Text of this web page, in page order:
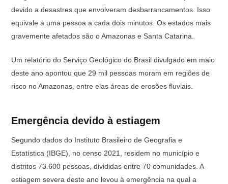
devido a desastres que envolveram desbarrancamentos. Isso
equivale a uma pessoa a cada dois minutos. Os estados mais
gravemente afetados são o Amazonas e Santa Catarina.
Um relatório do Serviço Geológico do Brasil divulgado em maio
deste ano apontou que 29 mil pessoas moram em regiões de
risco no Amazonas, entre elas áreas de erosões fluviais.
Emergência devido à estiagem
Segundo dados do Instituto Brasileiro de Geografia e
Estatística (IBGE), no censo 2021, residem no município e
distritos 73.600 pessoas, divididas entre 70 comunidades. A
estiagem severa deste ano levou à emergência na qual a